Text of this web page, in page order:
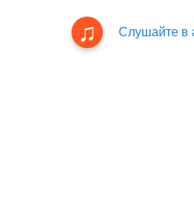
Слушайте в